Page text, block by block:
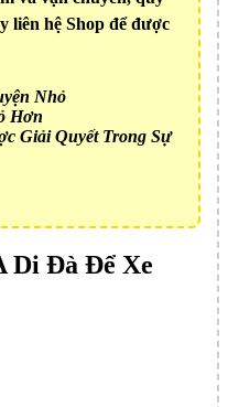
liên hệ Shop để được
Nhỏ
Hơn
Giải Quyết Trong Sự
Di Đà Để Xe